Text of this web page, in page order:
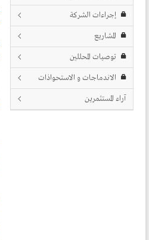
إجراءات الشركة
المشاريع
توصيات المحللين
الاندماجات و الاستحواذات
آراء المستثمرين